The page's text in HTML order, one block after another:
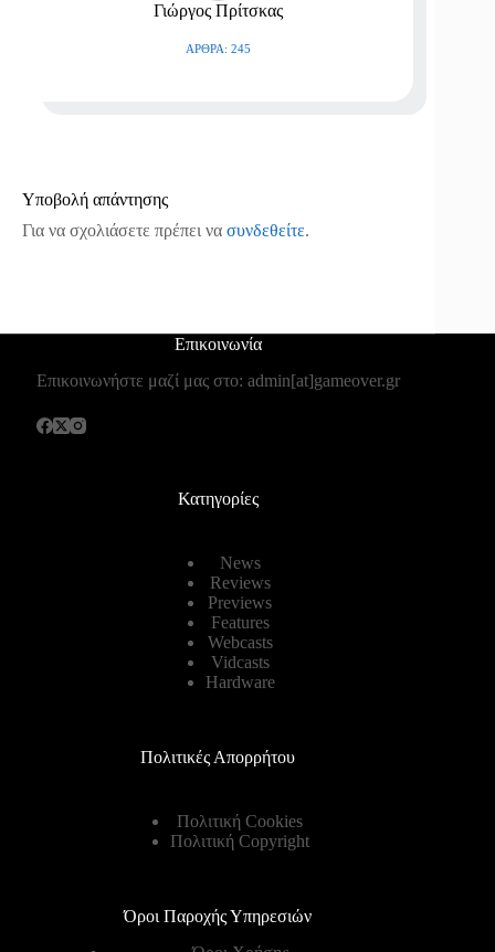
Γιώργος Πρίτσκας
ΆΡΘΡΑ: 245
Υποβολή απάντησης
Για να σχολιάσετε πρέπει να συνδεθείτε.
Επικοινωνία
Επικοινωνήστε μαζί μας στο: admin[at]gameover.gr
Κατηγορίες
News
Reviews
Previews
Features
Webcasts
Vidcasts
Hardware
Πολιτικές Απορρήτου
Πολιτική Cookies
Πολιτική Copyright
Όροι Παροχής Υπηρεσιών